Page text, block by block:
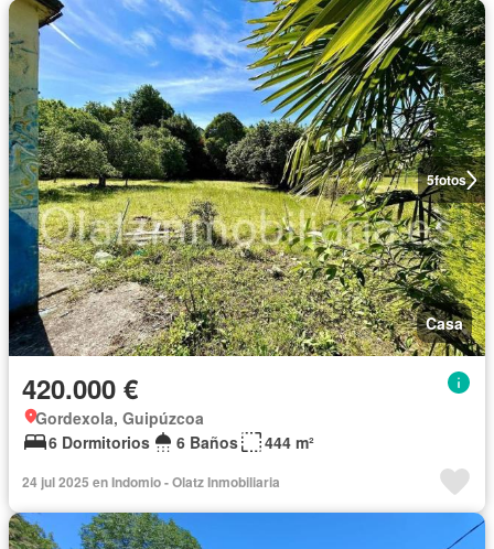
5fotos
Casa
420.000 €
Gordexola, Guipúzcoa
6 Dormitorios
6 Baños 444 m²
24 jul 2025 en Indomio - Olatz Inmobiliaria